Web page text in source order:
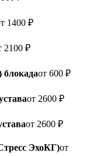
1400 ₽
2100 ₽
блокадаот 600 ₽
от 2600 ₽
от 2600 ₽
ЭхоКГ)от